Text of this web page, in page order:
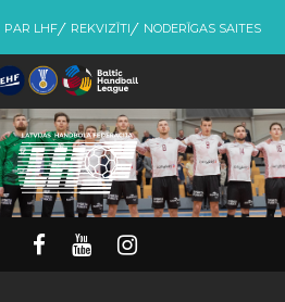
PAR LHF REKVIZĪTI NODERĪGAS SAITES